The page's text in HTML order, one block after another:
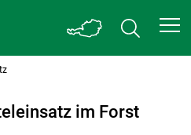
im Forst